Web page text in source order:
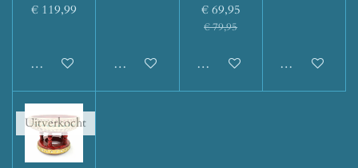
€ 119,99
Houd mij op de hoogteHoud mij op de hoogte
€ 69,95
€ 79,95
Houd mij op de hoogte
Houd mij op
Uitverkocht